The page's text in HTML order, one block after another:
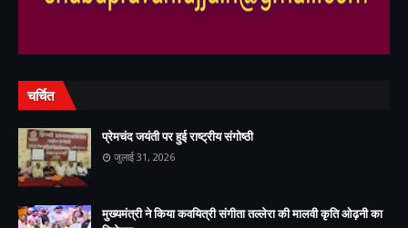
चर्चित
प्रेमचंद जयंती पर हुई राष्ट्रीय संगोष्ठी
जुलाई 31, 2026
मुख्यमंत्री ने किया कवयित्री संगीता तल्लेरा की मालवी कृति ओढ़नी का